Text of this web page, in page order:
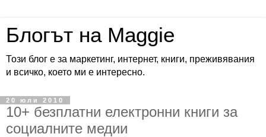
Блогът на Maggie
Този блог е за маркетинг, интернет, книги, преживявания
и всичко, което ми е интересно.
20 юли 2010
10+ безплатни електронни книги за
социалните медии